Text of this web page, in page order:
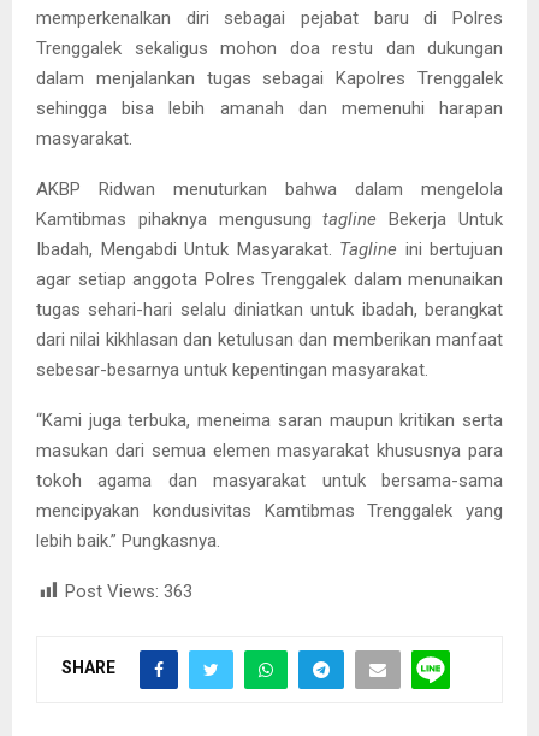
memperkenalkan diri sebagai pejabat baru di Polres
Trenggalek sekaligus mohon doa restu dan dukungan
dalam menjalankan tugas sebagai Kapolres Trenggalek
sehingga bisa lebih amanah dan memenuhi harapan
masyarakat.
AKBP Ridwan menuturkan bahwa dalam mengelola
Kamtibmas pihaknya mengusungtagline Bekerja Untuk
Ibadah, Mengabdi Untuk Masyarakat. Tagline ini bertujuan
agar setiap anggota Polres Trenggalek dalam menunaikan
tugas sehari-hari selalu diniatkan untuk ibadah, berangkat
dari nilai kikhlasan dan ketulusan dan memberikan manfaat
sebesar-besarnya untuk kepentingan masyarakat.
“Kami juga terbuka, meneima saran maupun kritikan serta
masukan dari semua elemen masyarakat khususnya para
tokoh agama dan masyarakat untuk bersama-sama
mencipyakan kondusivitas Kamtibmas Trenggalek yang
lebih baik.” Pungkasnya.
Post Views: 363
SHARE